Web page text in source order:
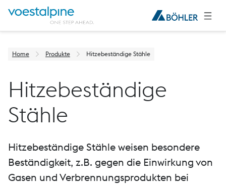
Home Produkte Hitzebeständige Stähle
Hitzebeständige
Stähle
Hitzebeständige Stähle weisen besondere
Beständigkeit, z.B. gegen die Einwirkung von
Gasen und Verbrennungsprodukten bei